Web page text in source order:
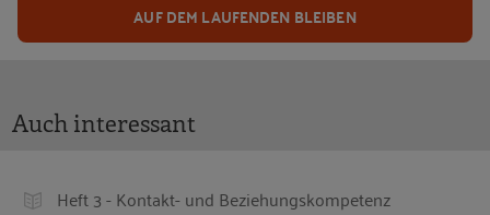
AUF DEM LAUFENDEN BLEIBEN
Auch interessant
Heft 3 - Kontakt- und Beziehungskompetenz